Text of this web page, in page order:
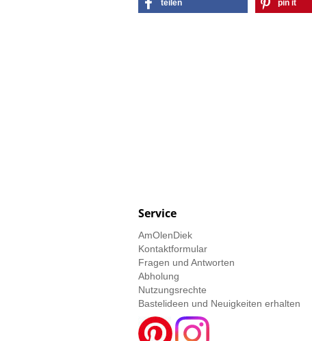
teilen pin it
Service
AmOlenDiek
Kontaktformular
Fragen und Antworten
Abholung
Nutzungsrechte
Bastelideen und Neuigkeiten erhalten